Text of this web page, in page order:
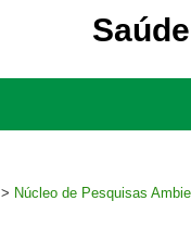
Saúde
> Núcleo de Pesquisas